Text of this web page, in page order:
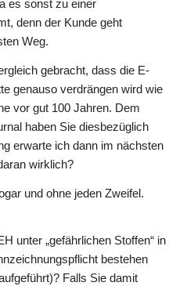
es sonst zu einer
denn der Kunde geht
Weg.
gebracht, dass die E-
genauso verdrängen wird wie
vor gut 100 Jahren. Dem
haben Sie diesbezüglich
erwarte ich dann im nächsten
wirklich?
und ohne jeden Zweifel.
unter „gefährlichen Stoffen“ in
bestehen
Falls Sie damit